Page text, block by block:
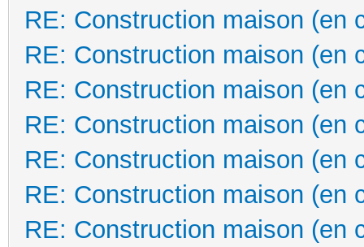
RE: Construction maison (en
RE: Construction maison (en
RE: Construction maison (en
RE: Construction maison (en
RE: Construction maison (en
RE: Construction maison (en
RE: Construction maison (en